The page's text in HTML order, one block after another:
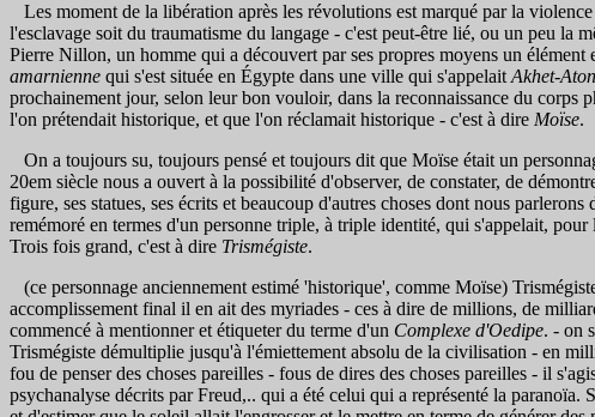
Les moment de la libération après les révolutions est marqué par la
l'esclavage soit du traumatisme du langage - c'est peut-être lié, ou un peu la
Pierre Nillon, un homme qui a découvert par ses propres moyens un
amarnienne qui s'est située en Égypte dans une ville qui s'appelait Akhet-Aton
prochainement jour, selon leur bon vouloir, dans la reconnaissance du
l'on prétendait historique, et que l'on réclamait historique - c'est à dire Moïse.
On a toujours su, toujours pensé et toujours dit que Moïse était un
20em siècle nous a ouvert à la possibilité d'observer, de constater, de
figure, ses statues, ses écrits et beaucoup d'autres choses dont nous
remémoré en termes d'un personne triple, à triple identité, qui s'appelait,
Trois fois grand, c'est à dire Trismégiste.
(ce personnage anciennement estimé 'historique', comme Moïse)
accomplissement final il en ait des myriades - ces à dire de millions, de
commencé à mentionner et étiqueter du terme d'un Complexe d'Oedipe. - on
Trismégiste démultiplie jusqu'à l'émiettement absolu de la civilisation - en
fou de penser des choses pareilles - fous de dires des choses pareilles - il
psychanalyse décrits par Freud,.. qui a été celui qui a représenté la